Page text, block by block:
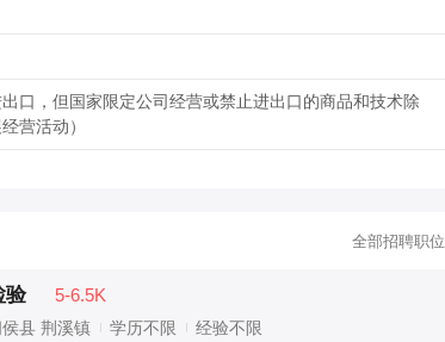
口，但国家限定公司经营或禁止进出口的商品和技术除
营活动）
全部招聘职位
验 5-6.5K
侯县 荆溪镇 学历不限 经验不限